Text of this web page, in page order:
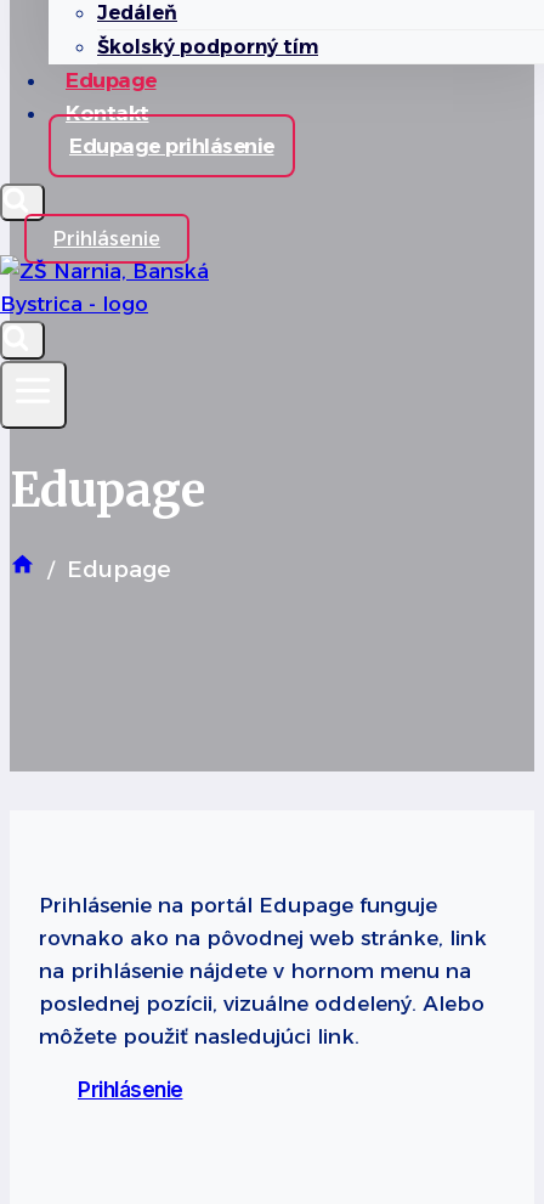
Jedáleň
Školský podporný tím
Edupage
Kontakt
Edupage prihlásenie
Prihlásenie
Edupage
/ Edupage
Prihlásenie na portál Edupage funguje
rovnako ako na pôvodnej web stránke, link
na prihlásenie nájdete v hornom menu na
poslednej pozícii, vizuálne oddelený. Alebo
môžete použiť nasledujúci link.
Prihlásenie